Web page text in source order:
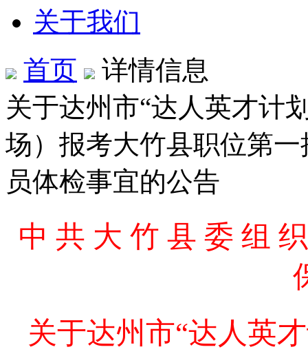
关于我们
首页
详情信息
关于达州市“达人英才计
场）报考大竹县职位第
员体检事宜的公告
中 共 大 竹 县 委 组
关于达州市“达人英